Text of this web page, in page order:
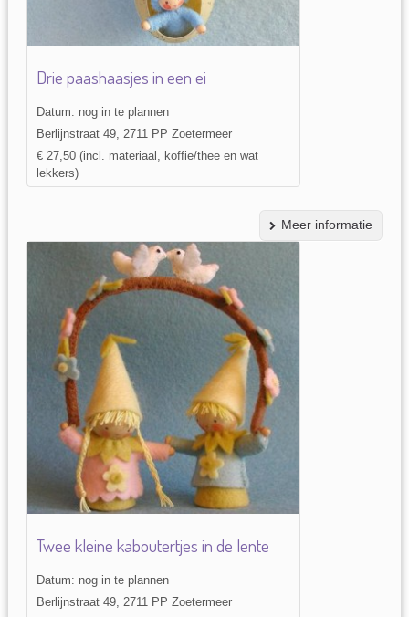
Drie paashaasjes in een ei
Datum: nog in te plannen
Berlijnstraat 49, 2711 PP Zoetermeer
€ 27,50 (incl. materiaal, koffie/thee en wat
lekkers)
Meer informatie
Twee kleine kaboutertjes in de lente
Datum: nog in te plannen
Berlijnstraat 49, 2711 PP Zoetermeer